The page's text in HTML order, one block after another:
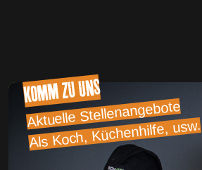
KOMM ZU UNS
Aktuelle Stellenangebote
Als Koch, Küchenhilfe, usw.